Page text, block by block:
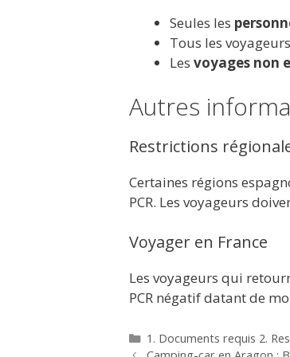
Seules les
Tous les
Les voyages non
Autres
Restrictions
Certaines régions
PCR. Les voyageurs
Voyager en France
Les voyageurs qui
PCR négatif datant de
Categorías
1. Documents requis 2.